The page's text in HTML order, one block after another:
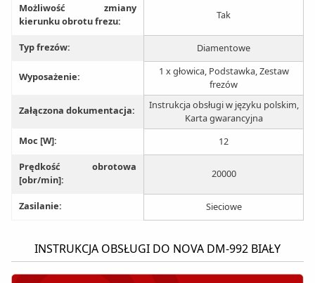
Możliwość zmiany
kierunku obrotu frezu:
Tak
Typ frezów: Diamentowe
Wyposażenie:
1 x głowica, Podstawka, Zestaw
frezów
Załączona dokumentacja:
Instrukcja obsługi w języku polskim,
Karta gwarancyjna
Moc [W]:
12
Prędkość obrotowa
[obr/min]:
20000
Zasilanie: Sieciowe
INSTRUKCJA OBSŁUGI DO NOVA DM-992 BIAŁY